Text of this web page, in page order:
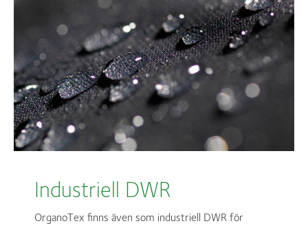
Industriell DWR
OrganoTex finns även som industriell DWR för